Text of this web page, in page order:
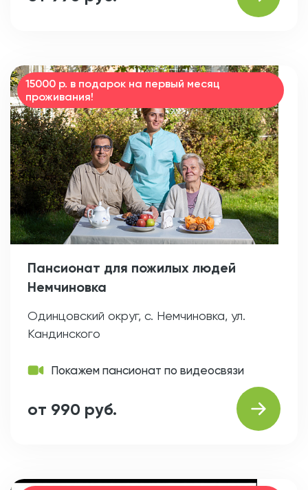
15000 р. в подарок на первый месяц
проживания!
Пансионат для пожилых людей
Немчиновка
Одинцовский округ, с. Немчиновка, ул.
Кандинского
Покажем пансионат по видеосвязи
от 990 руб.